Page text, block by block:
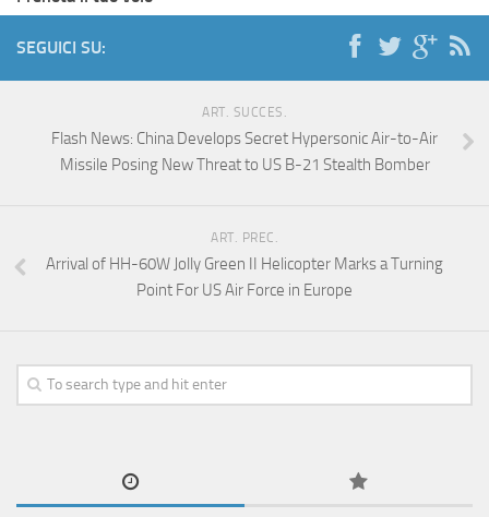
SEGUICI SU:
ART. SUCCES.
Flash News: China Develops Secret Hypersonic Air-to-Air
Missile Posing New Threat to US B-21 Stealth Bomber
ART. PREC.
Arrival of HH-60W Jolly Green II Helicopter Marks a Turning
Point For US Air Force in Europe